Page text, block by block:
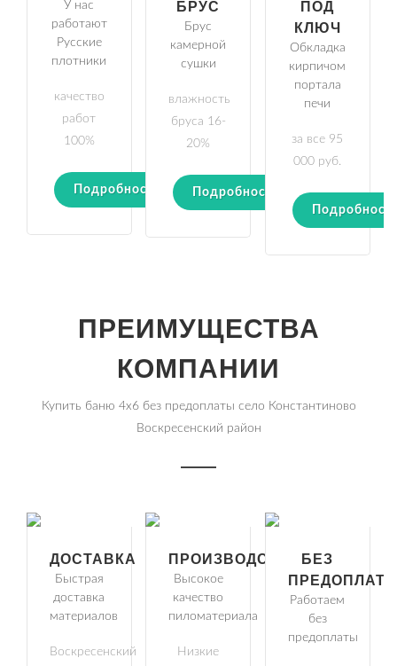
У нас
работают
Русские
плотники
качество
работ
100%
Подробности
БРУС
Брус
камерной
сушки
влажность
бруса 16-
20%
Подробности
ПОД
КЛЮЧ
Обкладка
кирпичом
портала
печи
за все 95
000 руб.
ПРЕИМУЩЕСТВА
КОМПАНИИ
Купить баню 4х6 без предоплаты село Константиново
Воскресенский район
ДОСТАВКА
Быстрая
доставка
материалов
Воскресенский
ПРОИЗВОДСТВО
Высокое
качество
пиломатериала
Низкие
БЕЗ
Работаем
без
предоплаты